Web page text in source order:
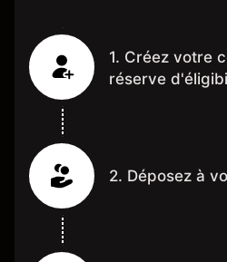
1. Créez votre
réserve
2. Déposez à